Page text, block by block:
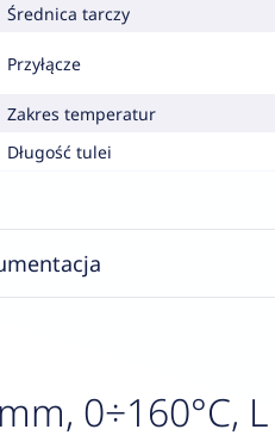
Średnica tarczy
Przyłącze
Zakres temperatur
Długość tulei
0÷160°C,